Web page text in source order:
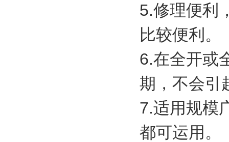
5.修理便利
比较便利。
6.在全开或
期，不会引
7.适用规模
都可运用。